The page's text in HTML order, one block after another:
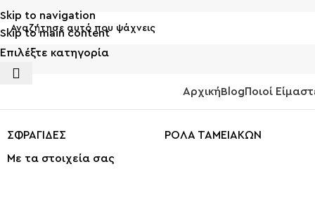
Skip to navigation
Skip to main content
Επιλέξτε κατηγορία
ΑρχικήBlogΠοιοί
ΣΦΡΑΓΙΔΕΣ
Με τα στοιχεία σας
ΡΟΛΑ ΤΑΜΕΙΑΚΩΝ